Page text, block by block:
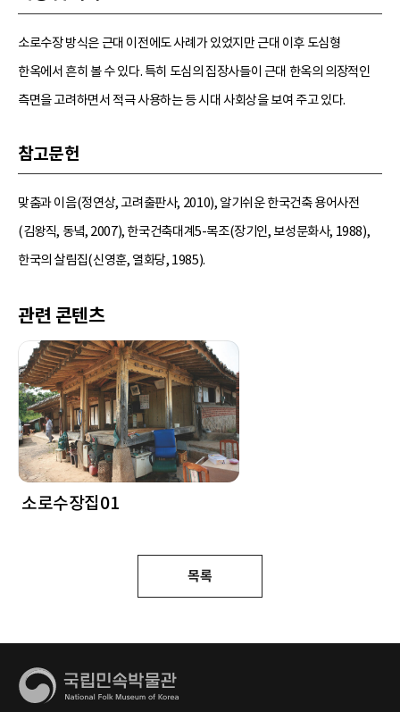
소로수장 방식은 근대 이전에도 사례가 있었지만 근대 이후 도심형
한옥에서 흔히 볼 수 있다. 특히 도심의 집장사들이 근대 한옥의 의장적인
측면을 고려하면서 적극 사용하는 등 시대 사회상을 보여 주고 있다.
참고문헌
맞춤과 이음(정연상, 고려출판사, 2010), 알기쉬운 한국건축 용어사전
(김왕직, 동녘, 2007), 한국건축대계5-목조(장기인, 보성문화사, 1988),
한국의 살림집(신영훈, 열화당, 1985).
관련 콘텐츠
소로수장집01
목록